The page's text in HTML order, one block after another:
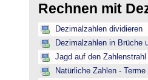
Rechnen mit
Dezimalzahlen dividieren
Dezimalzahlen in Brüche
Jagd auf den Zahlenstrahl
Natürliche Zahlen -